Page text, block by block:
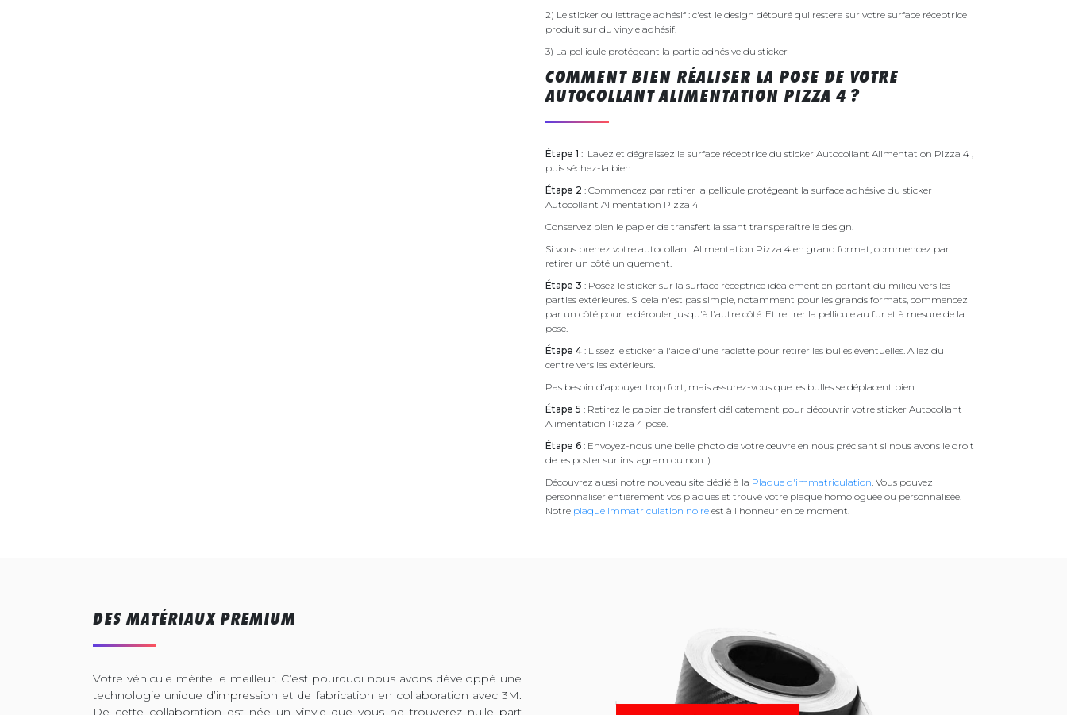
2) Le sticker ou lettrage adhésif : c'est le design détouré qui restera sur votre surface réceptrice
produit sur du vinyle adhésif.
3) La pellicule protégeant la partie adhésive du sticker
COMMENT BIEN RÉALISER LA POSE DE VOTRE
AUTOCOLLANT ALIMENTATION PIZZA 4 ?
Étape 1 : Lavez et dégraissez la surface réceptrice du sticker Autocollant Alimentation Pizza 4 ,
puis séchez-la bien.
Étape 2 : Commencez par retirer la pellicule protégeant la surface adhésive du sticker
Autocollant Alimentation Pizza 4
Conservez bien le papier de transfert laissant transparaître le design.
Si vous prenez votre autocollant Alimentation Pizza 4 en grand format, commencez par
retirer un côté uniquement.
Étape 3 : Posez le sticker sur la surface réceptrice idéalement en partant du milieu vers les
parties extérieures. Si cela n'est pas simple, notamment pour les grands formats, commencez
par un côté pour le dérouler jusqu'à l'autre côté. Et retirer la pellicule au fur et à mesure de la
pose.
Étape 4 : Lissez le sticker à l'aide d'une raclette pour retirer les bulles éventuelles. Allez du
centre vers les extérieurs.
Pas besoin d'appuyer trop fort, mais assurez-vous que les bulles se déplacent bien.
Étape 5 : Retirez le papier de transfert délicatement pour découvrir votre sticker Autocollant
Alimentation Pizza 4 posé.
Étape 6 : Envoyez-nous une belle photo de votre œuvre en nous précisant si nous avons le droit
de les poster sur instagram ou non :)
Découvrez aussi notre nouveau site dédié à la Plaque d'immatriculation. Vous pouvez
personnaliser entièrement vos plaques et trouvé votre plaque homologuée ou personnalisée.
Notre plaque immatriculation noire est à l'honneur en ce moment.
DES MATÉRIAUX PREMIUM
Votre véhicule mérite le meilleur. C’est pourquoi nous avons développé une
technologie unique d’impression et de fabrication en collaboration avec 3M.
De cette collaboration est née un vinyle que vous ne trouverez nulle part